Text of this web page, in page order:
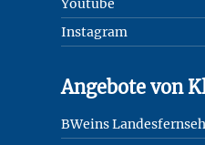
Youtube
Instagram
Angebote von
BWeins